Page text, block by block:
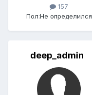
157
Пол:Не определился
deep_admin